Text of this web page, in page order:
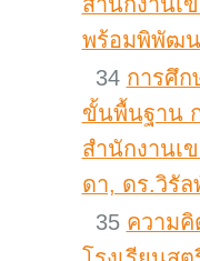
พร้อมพิพัฒน
34 การศึก
ขั้นพื้นฐาน
สำนักงานเ
ดา, ดร.วิรั
35 ความคิ